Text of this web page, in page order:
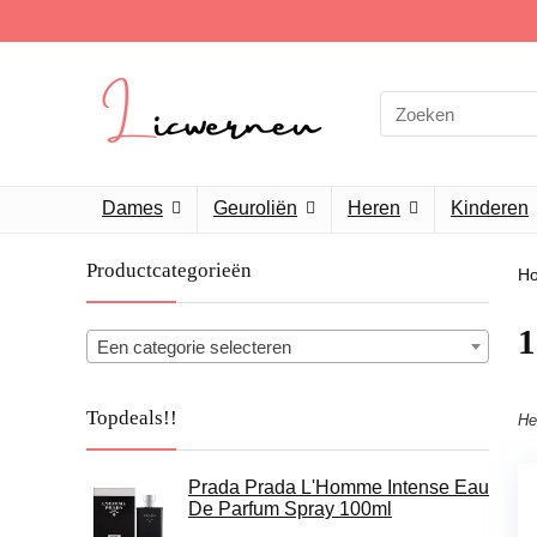
Search
for:
Dames Geuroliën Heren Kinderen
Productcategorieën
Een categorie selecteren
Topdeals!!
Prada Prada L'Homme Intense Eau
De Parfum Spray 100ml